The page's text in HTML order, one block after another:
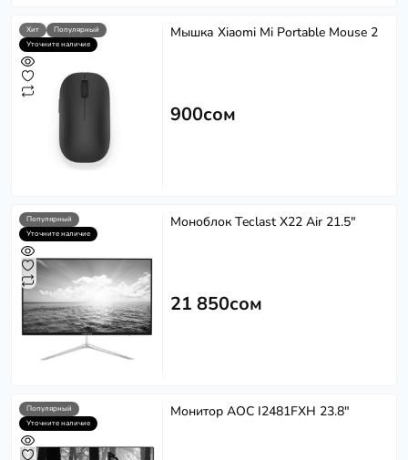
Хит
Популярный
Уточните наличие
Мышка Xiaomi Mi Portable Mouse 2
900сом
Популярный
Уточните наличие
Моноблок Teclast X22 Air 21.5"
21 850сом
Популярный
Уточните наличие
Монитор AOC I2481FXH 23.8"